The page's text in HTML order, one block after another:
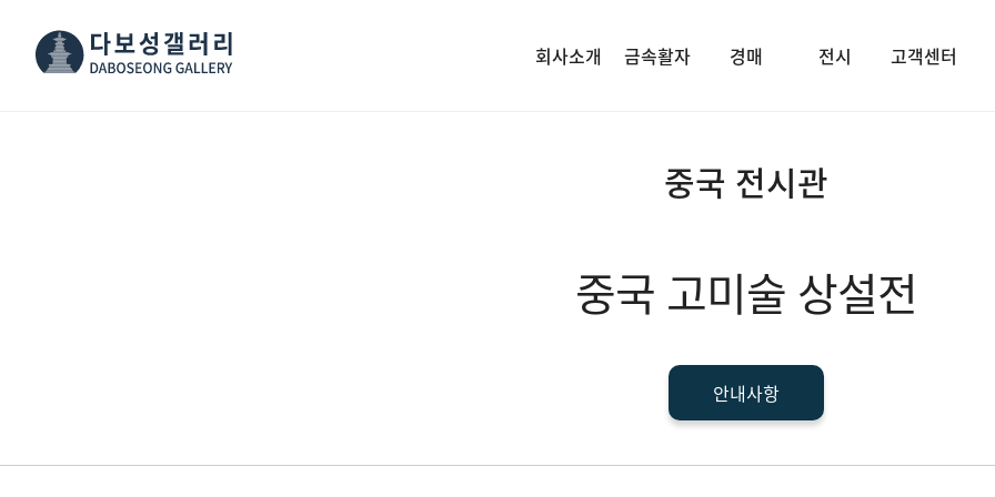
회사소개 금속활자 경매 전시 고객센터
중국 전시관
중국 고미술 상설전
안내사항